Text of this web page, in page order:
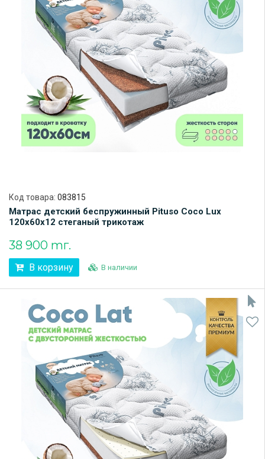
Код товара: 083815
Матрас детский беспружинный Pituso Coco Lux
120х60х12 стеганый трикотаж
38 900 тг.
В корзину В наличии